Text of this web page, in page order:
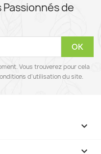
de
Vous trouverez pour cela
d'utilisation du site.

